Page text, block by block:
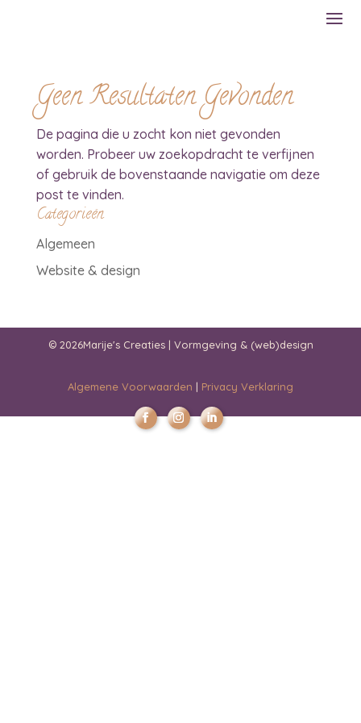
Geen Resultaten Gevonden
De pagina die u zocht kon niet gevonden
worden. Probeer uw zoekopdracht te verfijnen
of gebruik de bovenstaande navigatie om deze
post te vinden.
Categorieën
Algemeen
Website & design
© 2026Marije's Creaties | Vormgeving & (web)design
Algemene Voorwaarden | Privacy Verklaring